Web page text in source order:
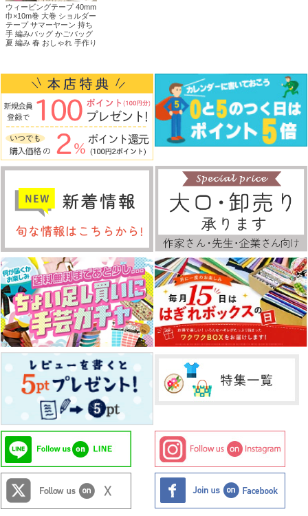
ウィービングテープ 40mm
巾×10m巻 大巻 ショルダー
テープ サマーヤーン 持ち
手 編みバッグ かごバッグ
夏 編み 春 おしゃれ 手作り